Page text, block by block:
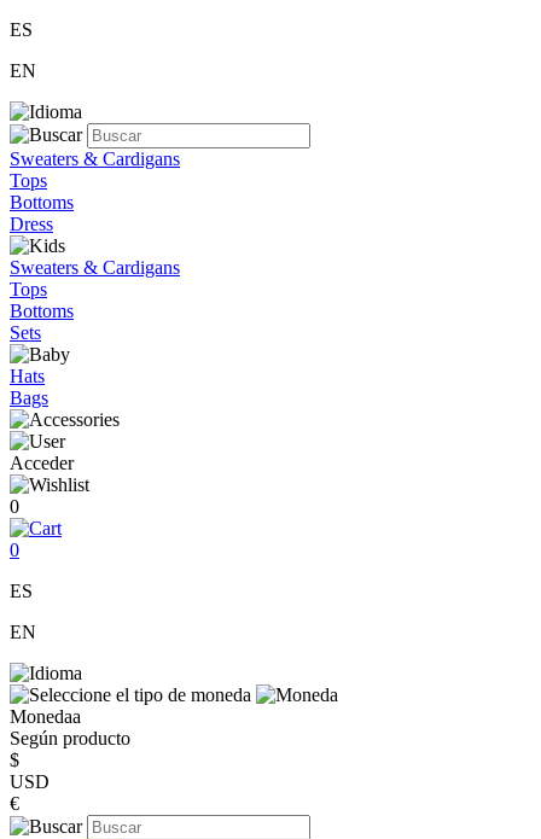
ES
EN
Sweaters & Cardigans
Tops
Bottoms
Dress
Sweaters & Cardigans
Tops
Bottoms
Sets
Hats
Bags
Acceder
0
0
ES
EN
Monedaa
Según producto
$
USD
€